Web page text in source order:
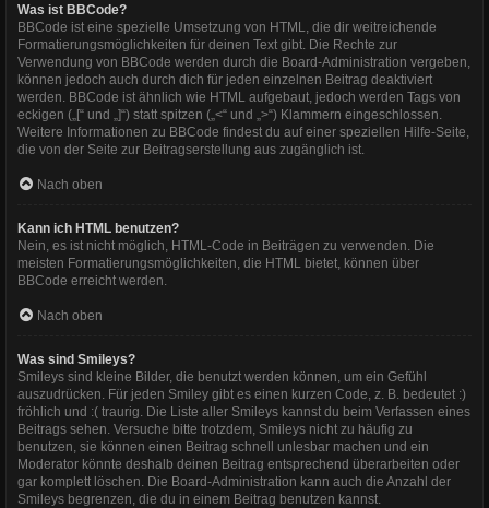
Was ist BBCode?
BBCode ist eine spezielle Umsetzung von HTML, die dir weitreichende
Formatierungsmöglichkeiten für deinen Text gibt. Die Rechte zur
Verwendung von BBCode werden durch die Board-Administration vergeben,
können jedoch auch durch dich für jeden einzelnen Beitrag deaktiviert
werden. BBCode ist ähnlich wie HTML aufgebaut, jedoch werden Tags von
eckigen („[“ und „]“) statt spitzen („<“ und „>“) Klammern eingeschlossen.
Weitere Informationen zu BBCode findest du auf einer speziellen Hilfe-Seite,
die von der Seite zur Beitragserstellung aus zugänglich ist.
Nach oben
Kann ich HTML benutzen?
Nein, es ist nicht möglich, HTML-Code in Beiträgen zu verwenden. Die
meisten Formatierungsmöglichkeiten, die HTML bietet, können über
BBCode erreicht werden.
Nach oben
Was sind Smileys?
Smileys sind kleine Bilder, die benutzt werden können, um ein Gefühl
auszudrücken. Für jeden Smiley gibt es einen kurzen Code, z. B. bedeutet :)
fröhlich und :( traurig. Die Liste aller Smileys kannst du beim Verfassen eines
Beitrags sehen. Versuche bitte trotzdem, Smileys nicht zu häufig zu
benutzen, sie können einen Beitrag schnell unlesbar machen und ein
Moderator könnte deshalb deinen Beitrag entsprechend überarbeiten oder
gar komplett löschen. Die Board-Administration kann auch die Anzahl der
Smileys begrenzen, die du in einem Beitrag benutzen kannst.